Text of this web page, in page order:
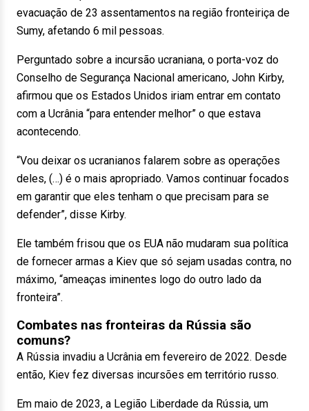
evacuação de 23 assentamentos na região fronteiriça de
Sumy, afetando 6 mil pessoas.
Perguntado sobre a incursão ucraniana, o porta-voz do
Conselho de Segurança Nacional americano, John Kirby,
afirmou que os Estados Unidos iriam entrar em contato
com a Ucrânia “para entender melhor” o que estava
acontecendo.
“Vou deixar os ucranianos falarem sobre as operações
deles, (…) é o mais apropriado. Vamos continuar focados
em garantir que eles tenham o que precisam para se
defender”, disse Kirby.
Ele também frisou que os EUA não mudaram sua política
de fornecer armas a Kiev que só sejam usadas contra, no
máximo, “ameaças iminentes logo do outro lado da
fronteira”.
Combates nas fronteiras da Rússia são
comuns?
A Rússia invadiu a Ucrânia em fevereiro de 2022. Desde
então, Kiev fez diversas incursões em território russo.
Em maio de 2023, a Legião Liberdade da Rússia, um